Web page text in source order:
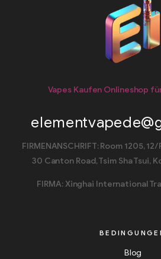
Vapes Kaufen Onlineshop
FIRMENANSCHRIFT: Room 1205,
30 Canton Road, Tsim Sha Tsui,
FIRMA: Xinghai International
Blog